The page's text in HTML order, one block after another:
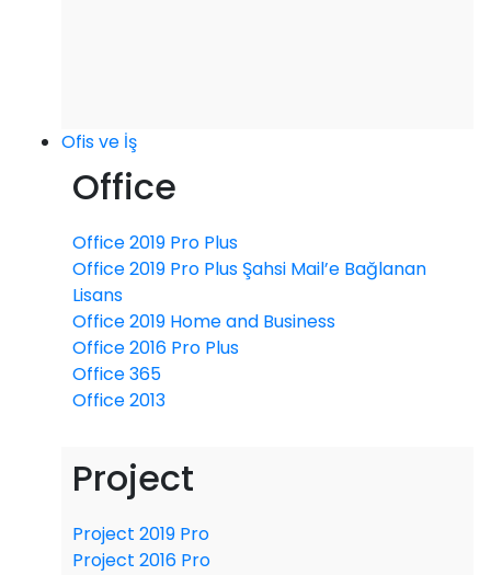
Ofis ve İş
Office
Office 2019 Pro Plus
Office 2019 Pro Plus Şahsi Mail’e Bağlanan
Lisans
Office 2019 Home and Business
Office 2016 Pro Plus
Office 365
Office 2013
Project
Project 2019 Pro
Project 2016 Pro